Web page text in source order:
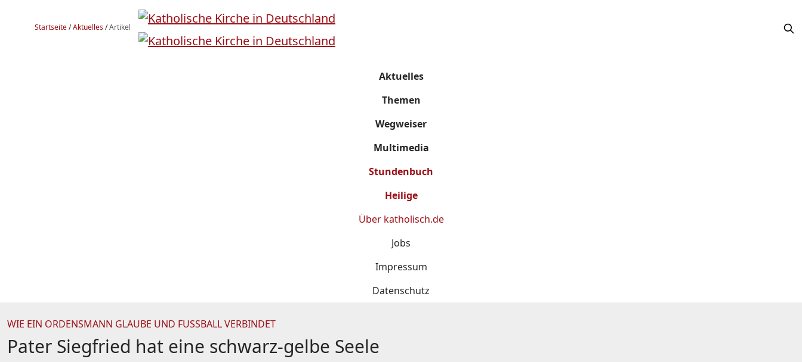
Startseite/Aktuelles/Artikel
Aktuelles
Themen
Wegweiser
Multimedia
Stundenbuch
Heilige
Über katholisch.de
Jobs
Impressum
Datenschutz
WIE EIN ORDENSMANN GLAUBE UND FUSSBALL VERBINDET
Pater Siegfried hat eine schwarz-gelbe Seele